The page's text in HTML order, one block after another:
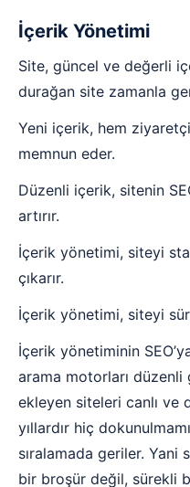
İçerik Yönetimi
Site, güncel ve değerli
durağan site zamanla
Yeni içerik, hem
memnun eder.
Düzenli içerik, sitenin
artırır.
İçerik yönetimi, siteyi
çıkarır.
İçerik yönetimi, siteyi
İçerik yönetiminin
arama motorları
ekleyen siteleri canlı ve
yıllardır hiç
sıralamada geriler. Yani
bir broşür değil, sürekli